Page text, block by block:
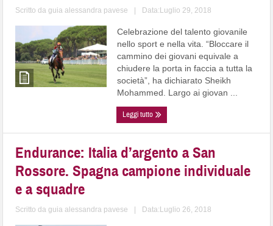
Scritto daguia alessandra pavese Data:Luglio 29, 2018
Celebrazione del talento giovanile
nello sport e nella vita. “Bloccare il
cammino dei giovani equivale a
chiudere la porta in faccia a tutta la
società”, ha dichiarato Sheikh
Mohammed. Largo ai giovan ...
Leggi tutto
Endurance: Italia d’argento a San
Rossore. Spagna campione individuale
e a squadre
Scritto daguia alessandra pavese Data:Luglio 26, 2018